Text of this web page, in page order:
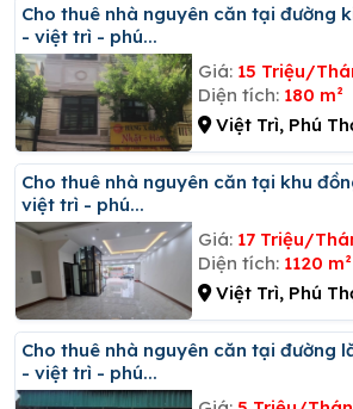
Cho thuê nhà nguyên căn tại đường kim đồng - gia cẩm
- việt trì - phú...
Giá: 15 Triệu/
Diện tích: 180 m²
Việt Trì, Phú
Cho thuê nhà nguyên căn tại khu đồng gia - minh nông -
việt trì - phú...
Giá: 17 Triệu/
Diện tích: 1120 m²
Việt Trì, Phú
Cho thuê nhà nguyên căn tại đường lăng cẩm - gia cẩm
- việt trì - phú...